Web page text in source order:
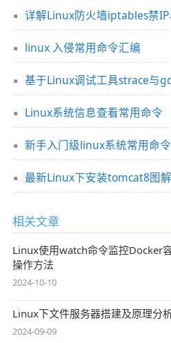
详解Linux防火墙iptables禁
linux 入侵常用命令汇编
基于Linux调试工具strace与
Linux系统信息查看常用命令
新手入门级linux系统常用命
最新Linux下安装tomcat8图
相关文章
Linux使用watch命令监控Docker
操作方法
2024-10-10
Linux下文件服务器搭建及原理分
2024-09-09